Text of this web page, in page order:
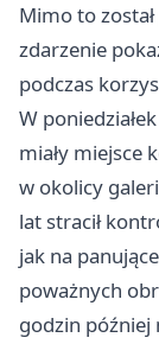
Mimo to
zdarzenie
podczas
W
miały miejsce
w okolicy
lat stracił
jak na
poważnych
godzin później